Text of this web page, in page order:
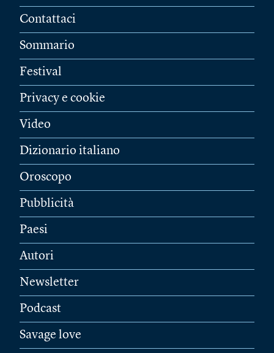
Contattaci
Sommario
Festival
Privacy e cookie
Video
Dizionario italiano
Oroscopo
Pubblicità
Paesi
Autori
Newsletter
Podcast
Savage love